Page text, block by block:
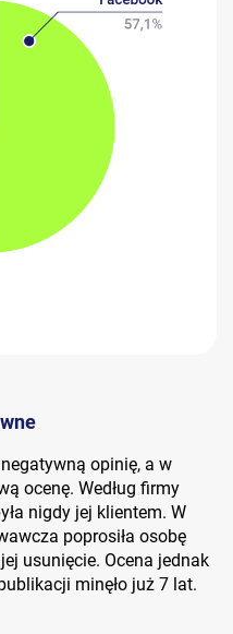
opinię, a w
ocenę. Według firmy
nigdy jej klientem. W
poprosiła osobę
usunięcie. Ocena jednak
minęło już 7 lat.